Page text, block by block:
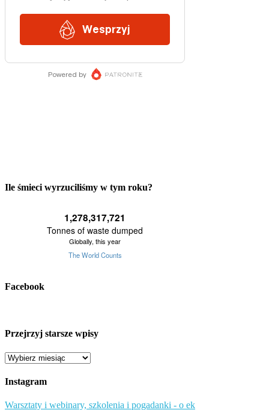
Ile śmieci wyrzuciliśmy w tym roku?
Facebook
Przejrzyj starsze wpisy
Przejrzyj
wpisy
Instagram
Warsztaty i webinary, szkolenia i pogadanki - o ek